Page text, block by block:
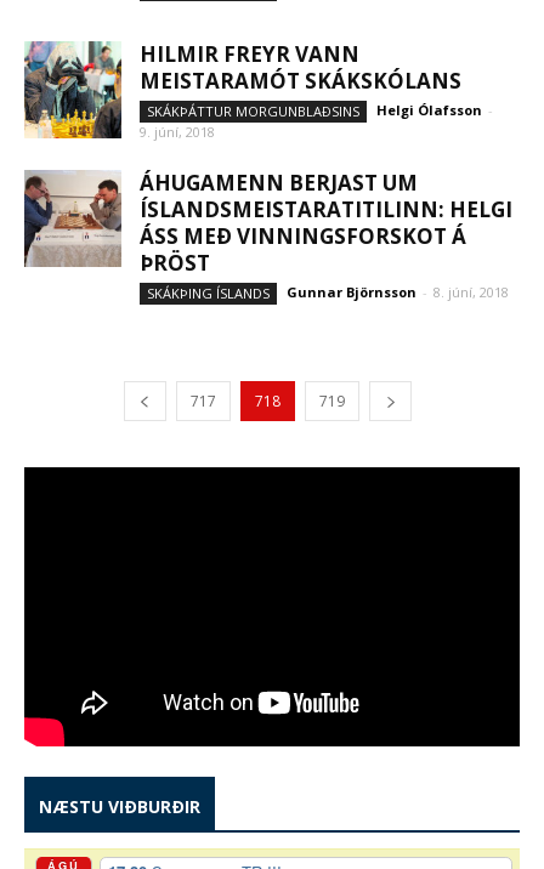
HILMIR FREYR VANN
MEISTARAMÓT SKÁKSKÓLANS
SKÁKÞÁTTUR MORGUNBLAÐSINS Helgi Ólafsson -
9. júní, 2018
ÁHUGAMENN BERJAST UM
ÍSLANDSMEISTARATITILINN: HELGI
ÁSS MEÐ VINNINGSFORSKOT Á
ÞRÖST
SKÁKÞING ÍSLANDS Gunnar Björnsson - 8. júní, 2018
717 718 719
NÆSTU VIÐBURÐIR
ÁGÚ